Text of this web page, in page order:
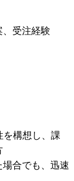
、受注経験
を構想し、課
場合でも、迅速